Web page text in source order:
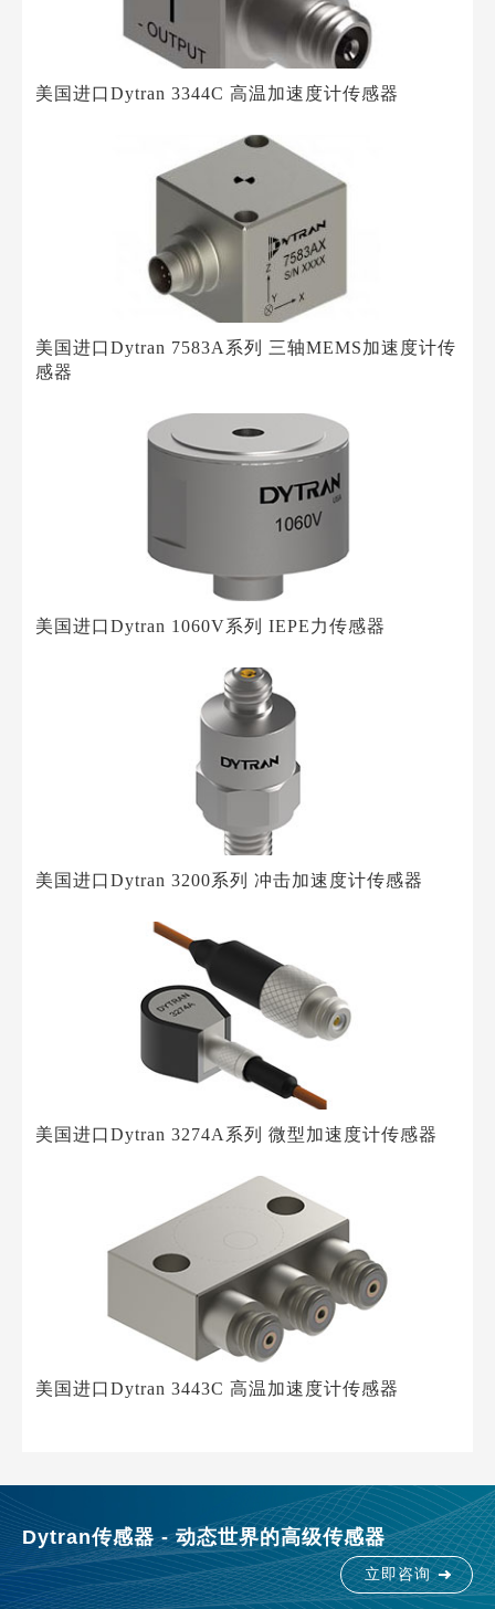
美国进口Dytran 3344C 高温加速度计传感器
美国进口Dytran 7583A系列 三轴MEMS加速度计传
感器
美国进口Dytran 1060V系列 IEPE力传感器
美国进口Dytran 3200系列 冲击加速度计传感器
美国进口Dytran 3274A系列 微型加速度计传感器
美国进口Dytran 3443C 高温加速度计传感器
Dytran传感器 - 动态世界的高级传感器
立即咨询